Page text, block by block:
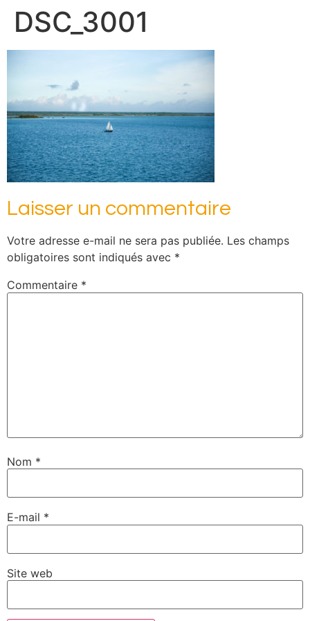
DSC_3001
Laisser un commentaire
Votre adresse e-mail ne sera pas publiée. Les champs
obligatoires sont indiqués avec *
Commentaire *
Nom *
E-mail *
Site web